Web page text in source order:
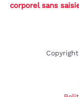
corporel sans